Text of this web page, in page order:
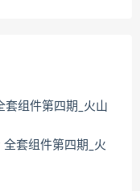
套组件第四期_火山
全套组件第四期_火